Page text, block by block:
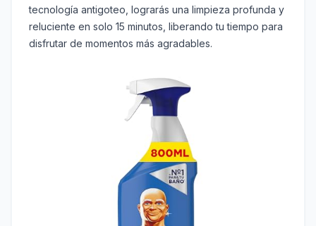
tecnología antigoteo, lograrás una limpieza profunda y
reluciente en solo 15 minutos, liberando tu tiempo para
disfrutar de momentos más agradables.